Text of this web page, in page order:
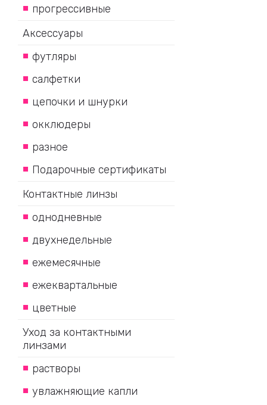
прогрессивные
Аксессуары
футляры
салфетки
цепочки и шнурки
окклюдеры
разное
Подарочные сертификаты
Контактные линзы
однодневные
двухнедельные
ежемесячные
ежеквартальные
цветные
Уход за контактными
линзами
растворы
увлажняющие капли